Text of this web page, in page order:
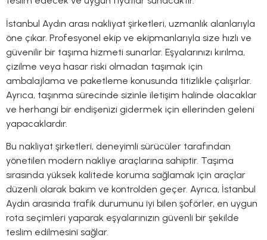
İstanbul Aydın arası nakliyat şirketleri, uzmanlık alanlarıyla
öne çıkar. Profesyonel ekip ve ekipmanlarıyla size hızlı ve
güvenilir bir taşıma hizmeti sunarlar. Eşyalarınızı kırılma,
çizilme veya hasar riski olmadan taşımak için
ambalajlama ve paketleme konusunda titizlikle çalışırlar.
Ayrıca, taşınma sürecinde sizinle iletişim halinde olacaklar
ve herhangi bir endişenizi gidermek için ellerinden geleni
yapacaklardır.
Bu nakliyat şirketleri, deneyimli sürücüler tarafından
yönetilen modern nakliye araçlarına sahiptir. Taşıma
sırasında yüksek kalitede koruma sağlamak için araçlar
düzenli olarak bakım ve kontrolden geçer. Ayrıca, İstanbul
Aydın arasında trafik durumunu iyi bilen şoförler, en uygun
rota seçimleri yaparak eşyalarınızın güvenli bir şekilde
teslim edilmesini sağlar.